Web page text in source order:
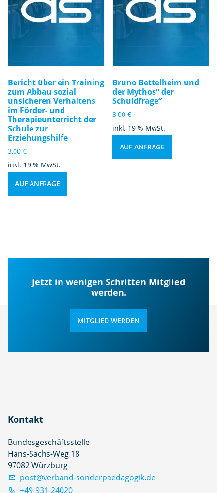
Bericht über ein Training
zum Abbau sozial
unsicheren Verhaltens
im Förder- und
Therapieunterricht der
Schule zur
Erziehungshilfe
3,00 €
inkl. 19 % MwSt.
AUF ANFRAGE
Bruno Bettelheim und
der Mythos“ der
Schuldfrage“
3,00€
inkl. 19 % MwSt.
AUF ANFRAGE
Jetzt in wenigen Schritten Mitglied
werden.
MITGLIED WERDEN
Kontakt
Bundesgeschäftsstelle
Hans-Sachs-Weg 18
97082 Würzburg
post@verband-sonderpaedagogik.de
+49-931-24020